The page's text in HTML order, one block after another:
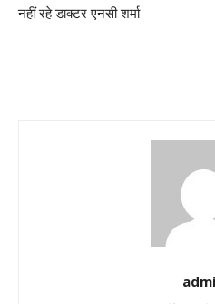
नहीं रहे डाक्टर एनसी शर्मा